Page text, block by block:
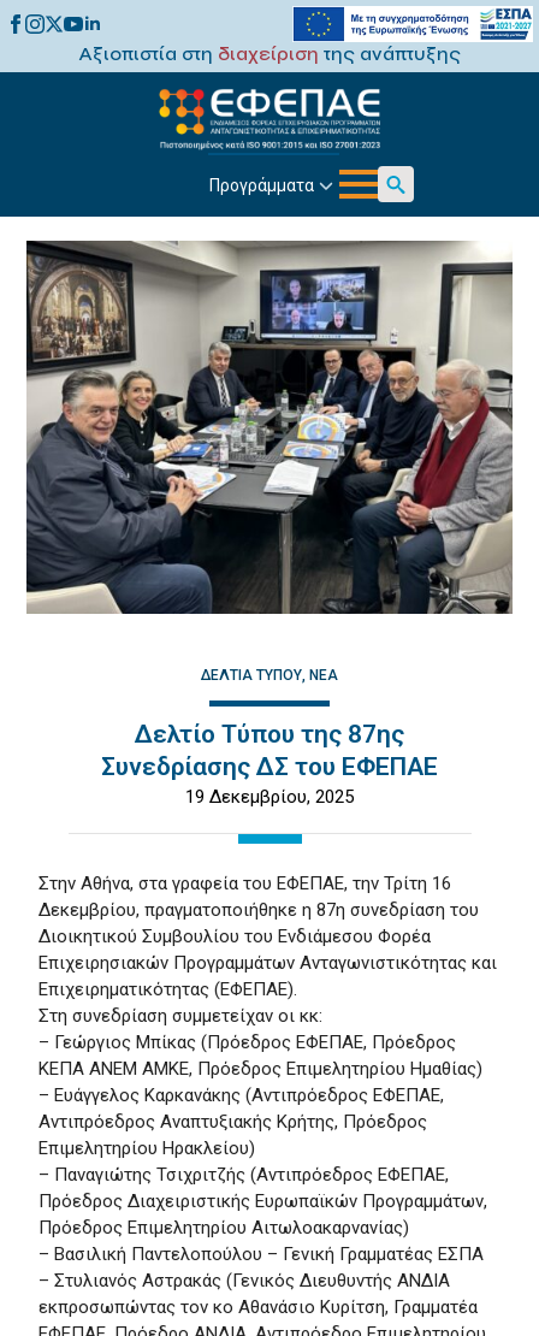
Αξιοπιστία στη διαχείριση της ανάπτυξης
Προγράμματα
Search
for:
ΔΕΛΤΊΑ ΤΎΠΟΥ ΝΈΑ
Δελτίο Τύπου της 87ης
Συνεδρίασης ΔΣ του ΕΦΕΠΑΕ
19 Δεκεμβρίου, 2025
Στην Αθήνα, στα γραφεία του ΕΦΕΠΑΕ, την Τρίτη 16
Δεκεμβρίου, πραγματοποιήθηκε η 87η συνεδρίαση του
Διοικητικού Συμβουλίου του Ενδιάμεσου Φορέα
Επιχειρησιακών Προγραμμάτων Ανταγωνιστικότητας και
Επιχειρηματικότητας (ΕΦΕΠΑΕ).
Στη συνεδρίαση συμμετείχαν οι κκ:
– Γεώργιος Μπίκας (Πρόεδρος ΕΦΕΠΑΕ, Πρόεδρος
ΚΕΠΑ ΑΝΕΜ ΑΜΚΕ, Πρόεδρος Επιμελητηρίου Ημαθίας)
– Ευάγγελος Καρκανάκης (Αντιπρόεδρος ΕΦΕΠΑΕ,
Αντιπρόεδρος Αναπτυξιακής Κρήτης, Πρόεδρος
Επιμελητηρίου Ηρακλείου)
– Παναγιώτης Τσιχριτζής (Αντιπρόεδρος ΕΦΕΠΑΕ,
Πρόεδρος Διαχειριστικής Ευρωπαϊκών Προγραμμάτων,
Πρόεδρος Επιμελητηρίου Αιτωλοακαρνανίας)
– Βασιλική Παντελοπούλου – Γενική Γραμματέας ΕΣΠΑ
– Στυλιανός Αστρακάς (Γενικός Διευθυντής ΑΝΔΙΑ
εκπροσωπώντας τον κο Αθανάσιο Κυρίτση, Γραμματέα